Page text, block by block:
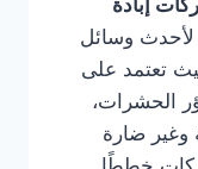
لأحدث وسائل
تعتمد على
الحشرات،
وغير ضارة